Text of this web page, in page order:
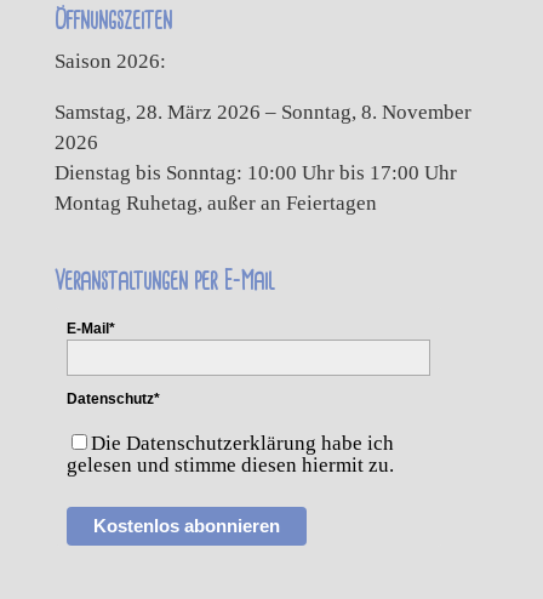
Öffnungszeiten
Saison 2026:
Samstag, 28. März 2026 – Sonntag, 8. November
2026
Dienstag bis Sonntag: 10:00 Uhr bis 17:00 Uhr
Montag Ruhetag, außer an Feiertagen
Veranstaltungen per E-Mail
E-Mail*
Datenschutz*
Die Datenschutzerklärung habe ich
gelesen und stimme diesen hiermit zu.
Kostenlos abonnieren